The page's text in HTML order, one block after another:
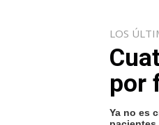
LOS
por
Ya no es